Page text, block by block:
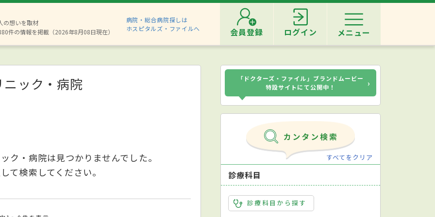
の想いを取材
件の情報を掲載（2026年8月08日現在）
病院・総合病院探しは
ホスピタルズ・ファイルへ
会員登録 ログイン メニュー
ニック・病院
ク・病院は見つかりませんでした。
て検索してください。
「ドクターズ・ファイル」ブランドムービー
特設サイトにて公開中！
›
すべてをクリア
診療科目
診療科目から探す